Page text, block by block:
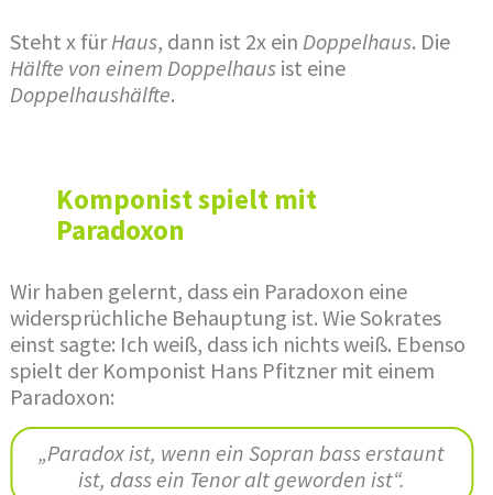
Steht x fürHaus, dann ist 2x ein Doppelhaus. Die
Hälfte von einem Doppelhausist eine
Doppelhaushälfte.
Komponist spielt mit
Paradoxon
Wir haben gelernt, dass ein Paradoxon eine
widersprüchliche Behauptung ist. Wie Sokrates
einst sagte: Ich weiß, dass ich nichts weiß. Ebenso
spielt der Komponist Hans Pfitzner mit einem
Paradoxon:
„Paradox ist, wenn ein Sopran bass erstaunt
ist, dass ein Tenor alt geworden ist“.